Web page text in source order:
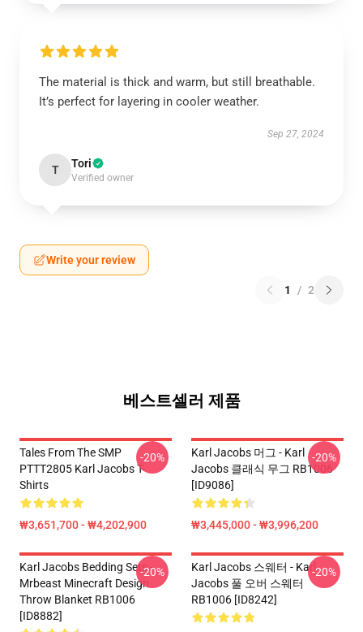
The material is thick and warm, but still breathable.
It’s perfect for layering in cooler weather.
Sep 27, 2024
T Tori
Verified owner
Write your review
1 / 2
베스트셀러 제품
Tales From The SMP
PTTT2805 Karl Jacobs T-
Shirts
₩3,651,700 - ₩4,202,900
-20%
Karl Jacobs 머그 - Karl
Jacobs 클래식 무그 RB1006
[ID9086]
₩3,445,000 - ₩3,996,200
-20%
Karl Jacobs Bedding Sets -
Mrbeast Minecraft Design
Throw Blanket RB1006
[ID8882]
-20%
Karl Jacobs 스웨터 - Karl
Jacobs 풀 오버 스웨터
RB1006 [ID8242]
-20%